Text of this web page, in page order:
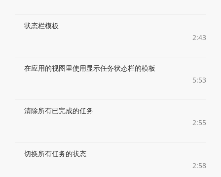
状态栏模板
2:43
在应用的视图里使用显示任务状态栏的模板
5:53
清除所有已完成的任务
2:55
切换所有任务的状态
2:58